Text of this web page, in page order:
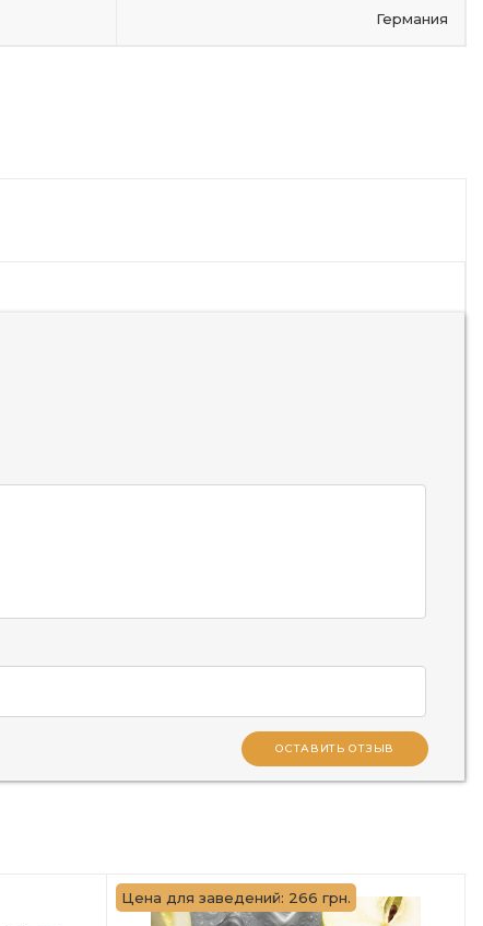
Германия
ОСТАВИТЬ ОТЗЫВ
Цена для заведений: 266 грн.